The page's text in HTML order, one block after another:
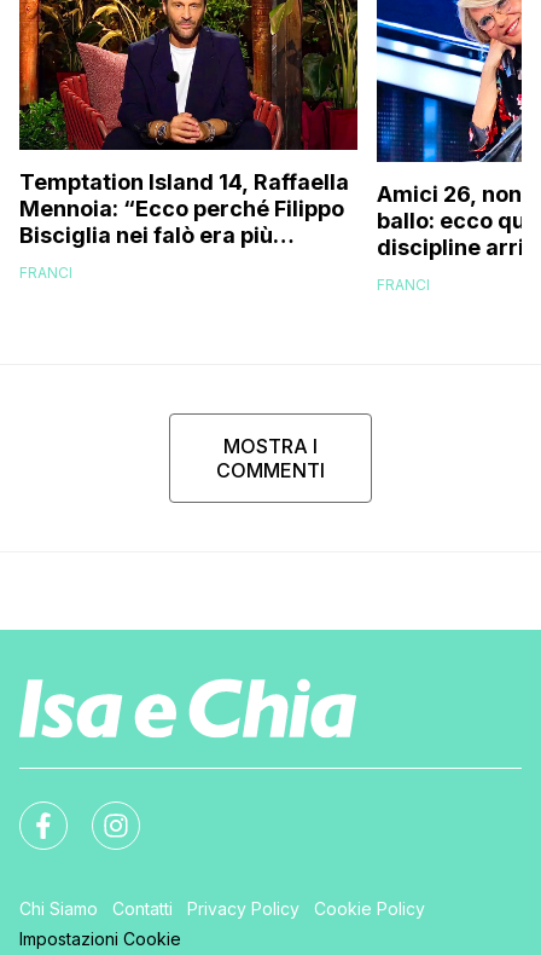
Temptation Island 14, Raffaella
Mennoia: “Ecco perché Filippo
Bisciglia nei falò era più
coinvolto del solito”
FRANCI
Amici 26, non
ballo: ecco
discipline
scuola!
FRANCI
MOSTRA I
COMMENTI
Chi Siamo Contatti Privacy Policy
Cookie Policy
Impostazioni Cookie